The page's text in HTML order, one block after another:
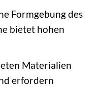
Formgebung des
bietet hohen
Materialien
erfordern